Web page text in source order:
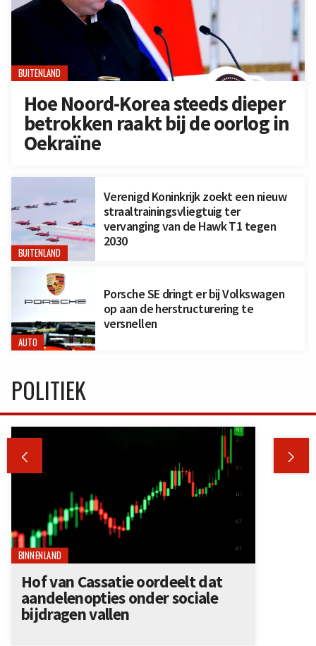
BUITENLAND
Hoe Noord-Korea steeds dieper
betrokken raakt bij de oorlog in
Oekraïne
BUITENLAND
Verenigd Koninkrijk zoekt een nieuw
straaltrainingsvliegtuig ter
vervanging van de Hawk T1 tegen
2030
AUTO
Porsche SE dringt er bij Volkswagen
op aan de herstructurering te
versnellen
POLITIEK
 
BINNENLAND
Hof van Cassatie oordeelt dat
aandelenopties onder sociale
bijdragen vallen